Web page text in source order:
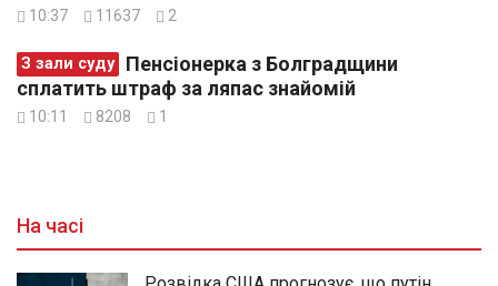
10:37 11637 2
З зали суду
сплатить штраф за ляпас знайомій
10:11 8208 1
На часі